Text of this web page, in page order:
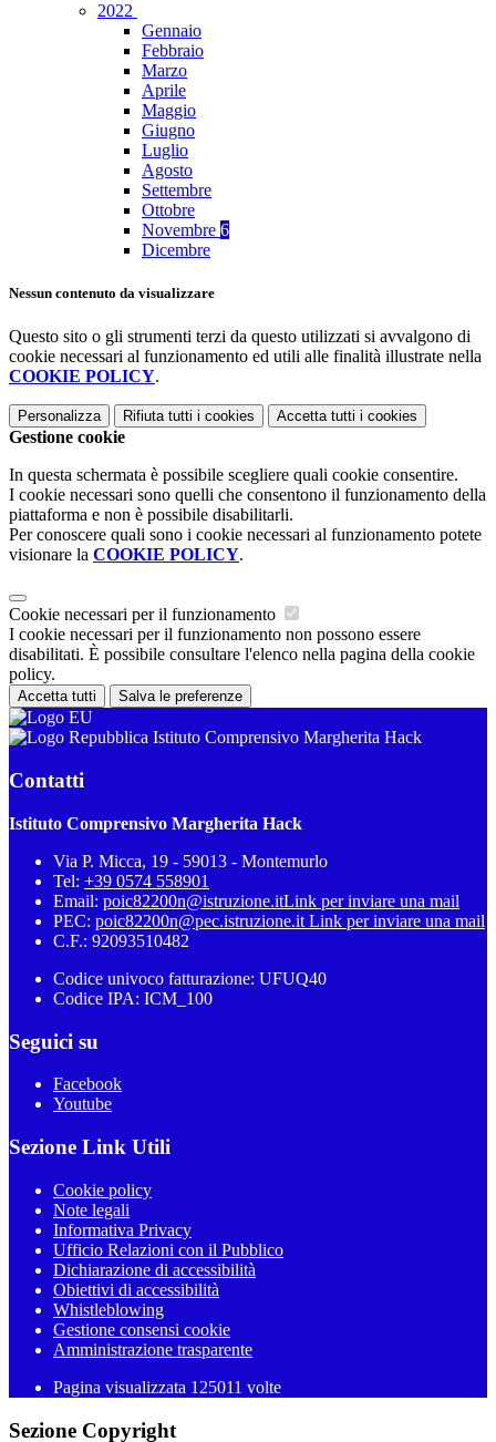
2022
Gennaio
Febbraio
Marzo
Aprile
Maggio
Giugno
Luglio
Agosto
Settembre
Ottobre
Novembre 6
Dicembre
Nessun contenuto da visualizzare
Questo sito o gli strumenti terzi da questo utilizzati si avvalgono di
cookie necessari al funzionamento ed utili alle finalità illustrate nella
COOKIE POLICY.
Personalizza Rifiuta tutti i cookies Accetta tutti i cookies
Gestione cookie
In questa schermata è possibile scegliere quali cookie consentire.
I cookie necessari sono quelli che consentono il funzionamento della
piattaforma e non è possibile disabilitarli.
Per conoscere quali sono i cookie necessari al funzionamento potete
visionare la COOKIE POLICY.
Cookie necessari per il funzionamento
I cookie necessari per il funzionamento non possono essere
disabilitati. È possibile consultare l'elenco nella pagina della cookie
policy.
Accetta tutti Salva le preferenze
Istituto Comprensivo Margherita Hack
Contatti
Istituto Comprensivo Margherita Hack
Via P. Micca, 19 - 59013 - Montemurlo
Tel: +39 0574 558901
Email: poic82200n@istruzione.itLink per inviare una mail
PEC: poic82200n@pec.istruzione.it Link per inviare una mail
C.F.: 92093510482
Codice univoco fatturazione: UFUQ40
Codice IPA: ICM_100
Seguici su
Facebook
Youtube
Sezione Link Utili
Cookie policy
Note legali
Informativa Privacy
Ufficio Relazioni con il Pubblico
Dichiarazione di accessibilità
Obiettivi di accessibilità
Whistleblowing
Gestione consensi cookie
Amministrazione trasparente
Pagina visualizzata 125011 volte
Sezione Copyright